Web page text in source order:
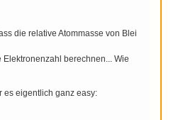
die relative Atommasse von Blei
Elektronenzahl berechnen... Wie
es eigentlich ganz easy: